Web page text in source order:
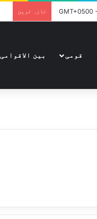
تازہ ترین
قومی بین الاقوامی